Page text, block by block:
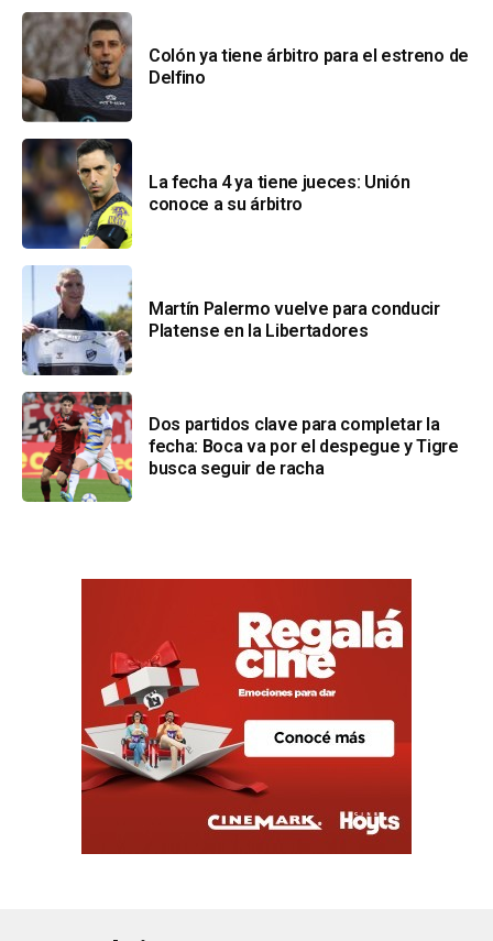
Colón ya tiene árbitro para el estreno de
Delfino
La fecha 4 ya tiene jueces: Unión
conoce a su árbitro
Martín Palermo vuelve para conducir
Platense en la Libertadores
Dos partidos clave para completar la
fecha: Boca va por el despegue y Tigre
busca seguir de racha